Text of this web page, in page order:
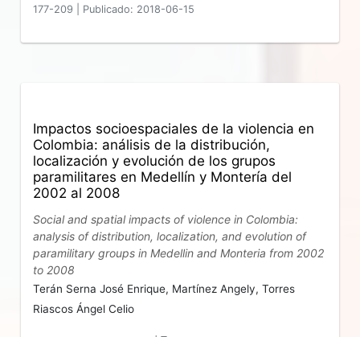
177-209 Publicado: 2018-06-15
Impactos socioespaciales de la violencia en
Colombia: análisis de la distribución,
localización y evolución de los grupos
paramilitares en Medellín y Montería del
2002 al 2008
Social and spatial impacts of violence in Colombia:
analysis of distribution, localization, and evolution of
paramilitary groups in Medellin and Monteria from 2002
to 2008
Terán Serna José Enrique, Martínez Angely,Torres
Riascos Ángel Celio